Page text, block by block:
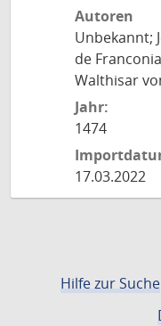
Autoren
Unbekannt;
de
Walthisar
Jahr:
1474
17.03.2022
Hilfe zur Suche